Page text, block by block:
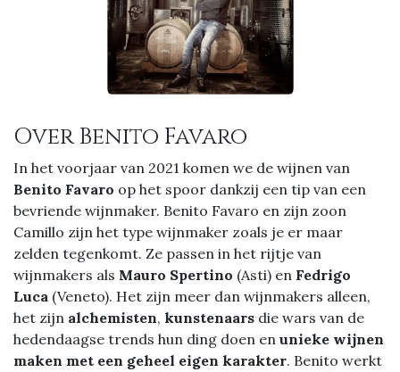
Over Benito Favaro
In het voorjaar van 2021 komen we de wijnen van
Benito Favaro op het spoor dankzij een tip van een
bevriende wijnmaker. Benito Favaro en zijn zoon
Camillo zijn het type wijnmaker zoals je er maar
zelden tegenkomt. Ze passen in het rijtje van
wijnmakers als Mauro Spertino (Asti) en Fedrigo
Luca (Veneto). Het zijn meer dan wijnmakers alleen,
het zijn alchemisten, kunstenaars die wars van de
hedendaagse trends hun ding doen en unieke wijnen
maken met een geheel eigen karakter. Benito werkt